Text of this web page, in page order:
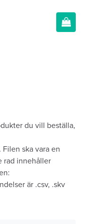
du vill beställa,
ska vara en
rad innehåller
är .csv, .skv